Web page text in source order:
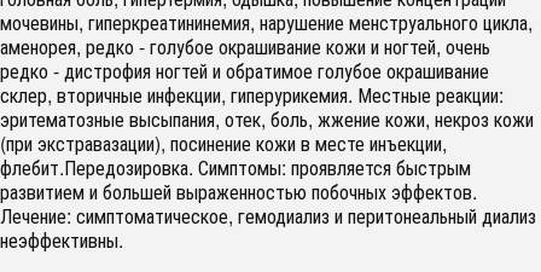
мочевины, гиперкреатининемия, нарушение менструального цикла,
аменорея, редко - голубое окрашивание кожи и ногтей, очень
редко - дистрофия ногтей и обратимое голубое окрашивание
склер, вторичные инфекции, гиперурикемия. Местные реакции:
эритематозные высыпания, отек, боль, жжение кожи, некроз кожи
(при экстравазации), посинение кожи в месте инъекции,
флебит.Передозировка. Симптомы: проявляется быстрым
развитием и большей выраженностью побочных эффектов.
Лечение: симптоматическое, гемодиализ и перитонеальный диализ
неэффективны.